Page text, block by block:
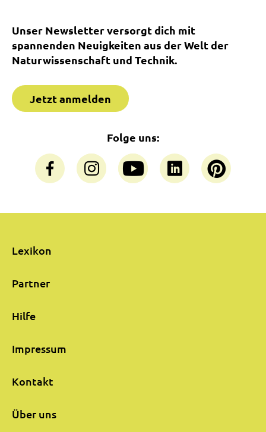
Unser Newsletter versorgt dich mit
spannenden Neuigkeiten aus der Welt der
Naturwissenschaft und Technik.
Jetzt anmelden
Folge uns:
Lexikon
Partner
Hilfe
Impressum
Kontakt
Über uns